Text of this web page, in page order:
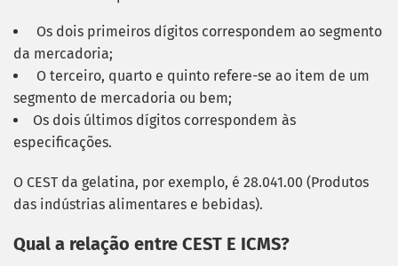
Os dois primeiros dígitos correspondem ao segmento
da mercadoria;
O terceiro, quarto e quinto refere-se ao item de um
segmento de mercadoria ou bem;
Os dois últimos dígitos correspondem às
especificações.
O CEST da gelatina, por exemplo, é 28.041.00 (Produtos
das indústrias alimentares e bebidas).
Qual a relação entre CEST E ICMS?